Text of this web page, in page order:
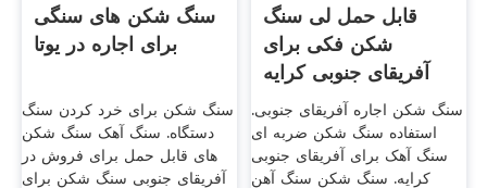
سنگ شکن های سنگی
برای اجاره در یوتا
سنگ شکن برای خرد کردن سنگ
دستگاه. سنگ آهک سنگ شکن
های قابل حمل برای فروش در
آفریقای جنوبی سنگ شکن برای
قابل حمل لی سنگ
شکن فکی برای
آفریقای جنوبی کرایه
سنگ شکن اجاره آفریقای جنوبی.
استفاده سنگ شکن ضربه ای
سنگ آهک برای آفریقای جنوبی
کرایه. سنگ شکن سنگ آهن